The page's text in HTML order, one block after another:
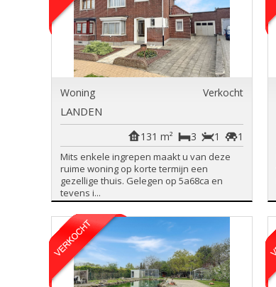
Woning Verkocht
LANDEN
1
1
3
131 m²
Mits enkele ingrepen maakt u van deze
ruime woning op korte termijn een
gezellige thuis. Gelegen op 5a68ca en
tevens i...